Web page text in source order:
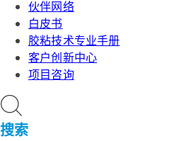
伙伴网络
白皮书
胶粘技术专业手册
客户创新中心
项目咨询
搜索